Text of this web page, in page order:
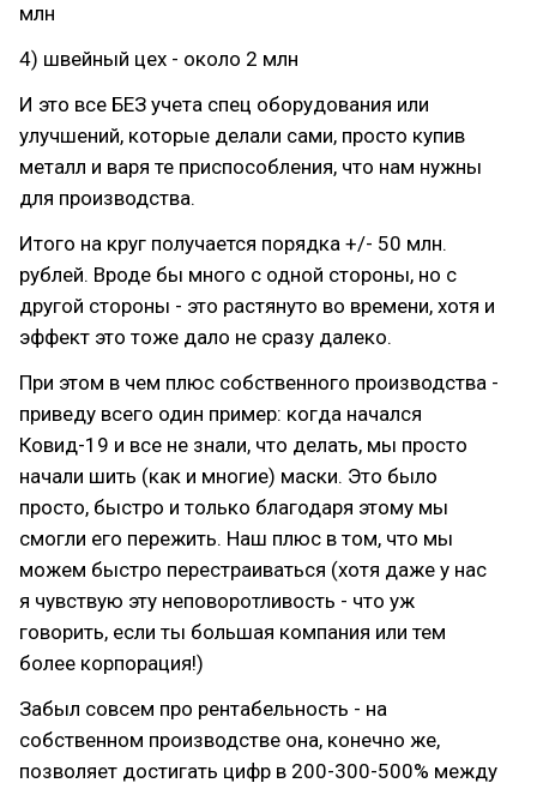
млн
4) швейный цех - около 2 млн
И это все БЕЗ учета спец оборудования или
улучшений, которые делали сами, просто купив
металл и варя те приспособления, что нам нужны
для производства.
Итого на круг получается порядка +/- 50 млн.
рублей. Вроде бы много с одной стороны, но с
другой стороны - это растянуто во времени, хотя и
эффект это тоже дало не сразу далеко.
При этом в чем плюс собственного производства -
приведу всего один пример: когда начался
Ковид-19 и все не знали, что делать, мы просто
начали шить (как и многие) маски. Это было
просто, быстро и только благодаря этому мы
смогли его пережить. Наш плюс в том, что мы
можем быстро перестраиваться (хотя даже у нас
я чувствую эту неповоротливость - что уж
говорить, если ты большая компания или тем
более корпорация!)
Забыл совсем про рентабельность - на
собственном производстве она, конечно же,
позволяет достигать цифр в 200-300-500% между